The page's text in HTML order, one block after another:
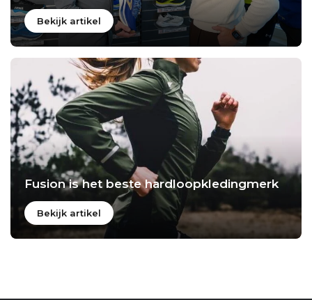
Bekijk artikel
Fusion is het beste hardloopkledingmerk
Bekijk artikel